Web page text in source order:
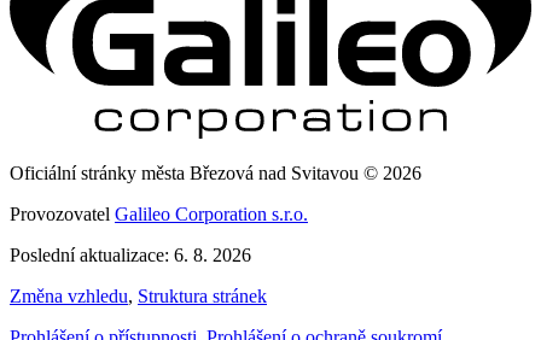
Oficiální stránky města Březová nad Svitavou © 2026
Provozovatel Galileo Corporation s.r.o.
Poslední aktualizace: 6. 8. 2026
Změna vzhledu, Struktura stránek